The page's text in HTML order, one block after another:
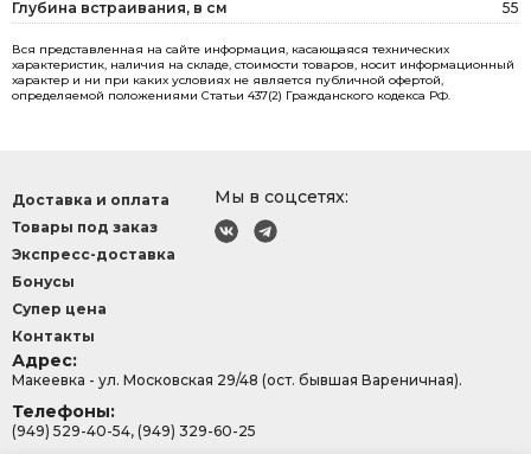
Глубина встраивания, в см
55
Вся представленная на сайте информация, касающаяся технических
характеристик, наличия на складе, стоимости товаров, носит информационный
характер и ни при каких условиях не является публичной офертой,
определяемой положениями Статьи 437(2) Гражданского кодекса РФ.
Мы в соцсетях:
Доставка и оплата
Товары под заказ
Экспресс-доставка
Бонусы
Супер цена
Контакты
Адрес:
Макеевка - ул. Московская 29/48 (ост. бывшая Вареничная).
Телефоны:
(949) 529-40-54, (949) 329-60-25